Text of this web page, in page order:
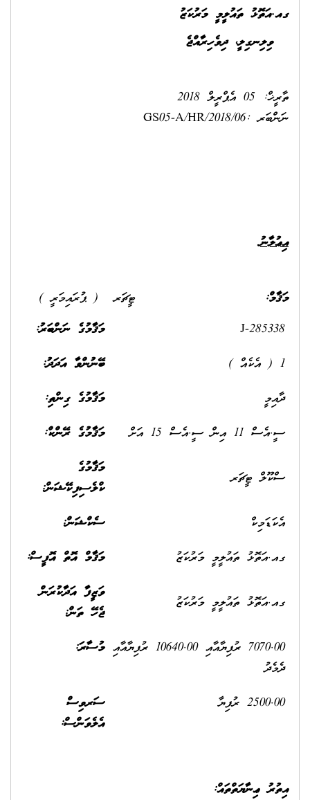
ގއ.އަތޮޅު ތައުލީމީ މަރުކަޒު
ވިލިނގިލީ،ދިވެހިރާއްޖެ
ނަންބަރ :GS05-A/HR/2018/06
އިޢުލާނު
މަޤާމް:
ޓީޗަރ ( ޕުރައިމަރީ )
J-285338
މަޤާމުގެ ނަންބަރު:
1 ( އެކެއް )
ބޭނުންވާ އަދަދު:
ދާއިމީ
މަޤާމުގެ ގިންތި:
ސީ.އެސް 11 އިން ސީ.އެސް 15 އަށް
މަޤާމުގެ ރޭންކް:
ސްކޫލް ޓީޗަރ
މަޤާމުގެ
ކްލެސިފިކޭޝަން:
އެކަޑަމިކް
ސެކްޝަން:
ގއ.އަތޮޅު ތައުލީމީ މަރުކަޒު
މަޤާމް އޮތް އޮފީސް:
ގއ.އަތޮޅު ތައުލީމީ މަރުކަޒު
ވަޒީފާ އަދާކުރަން
ޖެހޭ ތަން:
7070.00 ރުފިޔާއާއި 10640.00 ރުފިޔާއާއި
ދެމެދު
މުސާރަ:
2500.00 ރުފިޔާ
ސަރވިސް
އެލެވަންސް:
އިތުރު ޢިނާޔަތްތައް: